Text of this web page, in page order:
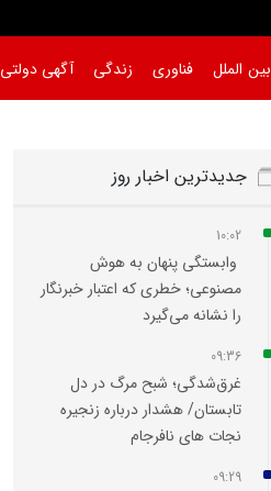
بین الملل فناوری زندگی آگهی دولتی
جدیدترین اخبار روز
10:02
وابستگی پنهان به هوش
مصنوعی؛ خطری که اعتبار خبرنگار
را نشانه می‌گیرد
09:36
غرق‌شدگی؛ شبح مرگ در دل
تابستان/ هشدار درباره زنجیره
نجات های نافرجام
09:29